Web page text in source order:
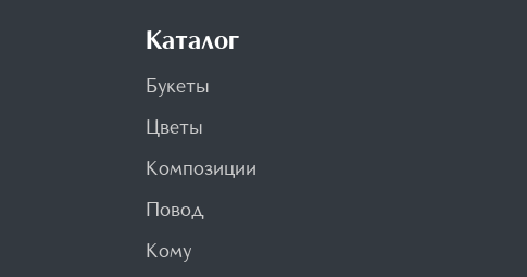
Каталог
Букеты
Цветы
Композиции
Повод
Кому